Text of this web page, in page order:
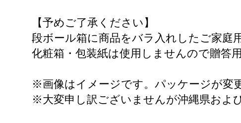
【予めご了承ください】
段ボール箱に商品をバラ入れしたご家庭
化粧箱・包装紙は使用しませんので贈答
※画像はイメージです。パッケージが変
※大変申し訳ございませんが沖縄県およ